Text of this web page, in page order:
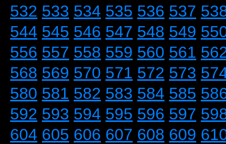
532 533 534 535 536 537
544 545 546 547 548 549
556 557 558 559 560 561
568 569 570 571 572 573
580 581 582 583 584 585
592 593 594 595 596 597
604 605 606 607 608 609